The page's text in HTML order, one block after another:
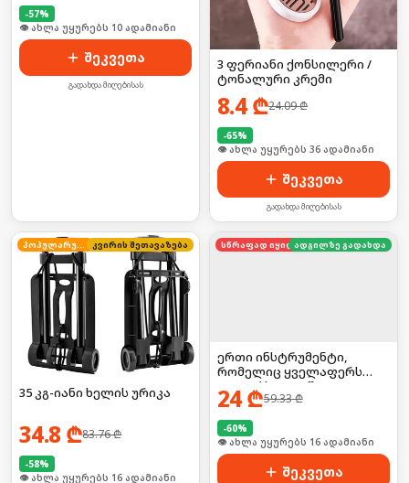
-57%
🛒 ბოლო 24სთ-ში იყიდა 17-მა
შეკვეთა
გადახდა მიღებისას
3 ფერიანი ქონსილერი /
ტონალური კრემი
8.4₾24.09₾
-65%
🛒 ბოლო 24სთ-ში იყიდა 54-მა
შეკვეთა
გადახდა მიღებისას
კვირის შეთავაზება
35 კგ-იანი ხელის ურიკა
34.8 ₾83.76₾
-58%
🛒 ბოლო 24სთ-ში იყიდა 21-მა
სწრაფად იყიდება
ადგილზე გადახდა
ერთი ინსტრუმენტი,
რომელიც ყველაფერს
აკეთებს — 52-ში-1
უნივერსალური
24₾59.33₾
-60%
🛒 ბოლო 24სთ-ში იყიდა 21-მა
შეკვეთა